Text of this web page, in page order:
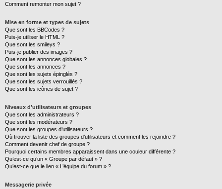
Comment remonter mon sujet ?
Mise en forme et types de sujets
Que sont les BBCodes ?
Puis-je utiliser le HTML ?
Que sont les smileys ?
Puis-je publier des images ?
Que sont les annonces globales ?
Que sont les annonces ?
Que sont les sujets épinglés ?
Que sont les sujets verrouillés ?
Que sont les icônes de sujet ?
Niveaux d’utilisateurs et groupes
Que sont les administrateurs ?
Que sont les modérateurs ?
Que sont les groupes d’utilisateurs ?
Où trouver la liste des groupes d’utilisateurs et comment les rejoindre ?
Comment devenir chef de groupe ?
Pourquoi certains membres apparaissent dans une couleur différente ?
Qu’est-ce qu’un « Groupe par défaut » ?
Qu’est-ce que le lien « L’équipe du forum » ?
Messagerie privée